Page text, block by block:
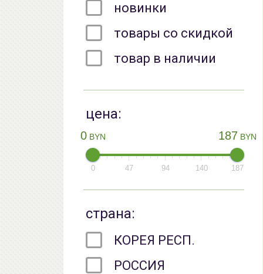
новинки
товары со скидкой
товар в наличии
цена:
0 BYN 187 BYN
0 47 94 140 187
страна:
КОРЕЯ РЕСП.
РОССИЯ